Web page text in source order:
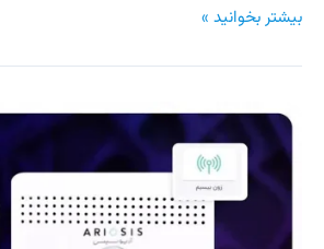
بیشتر بخوانید »